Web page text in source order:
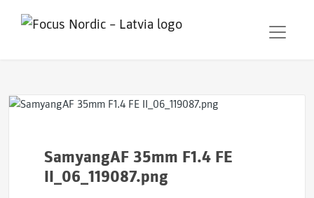
SamyangAF 35mm F1.4 FE
II_06_119087.png